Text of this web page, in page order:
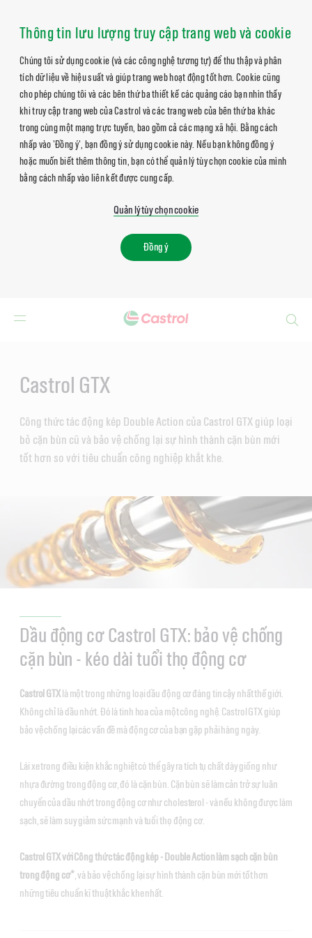
Thông tin lưu lượng truy cập trang web và cookie
Chúng tôi sử dụng cookie (và các công nghệ tương tự) để thu thập và phân
tích dữ liệu về hiệu suất và giúp trang web hoạt động tốt hơn. Cookie cũng
cho phép chúng tôi và các bên thứ ba thiết kế các quảng cáo bạn nhìn thấy
khi truy cập trang web của Castrol và các trang web của bên thứ ba khác
trong cùng một mạng trực tuyến, bao gồm cả các mạng xã hội. Bằng cách
nhấp vào 'Đồng ý', bạn đồng ý sử dụng cookie này. Nếu bạn không đồng ý
hoặc muốn biết thêm thông tin, bạn có thể quản lý tùy chọn cookie của mình
bằng cách nhấp vào liên kết được cung cấp.
Quản lý tùy chọn cookie
Đồng ý
Castrol GTX
Công thức tác động kép Double Action của Castrol GTX giúp loại
bỏ cặn bùn cũ và bảo vệ chống lại sự hình thành cặn bùn mới
tốt hơn so với tiêu chuẩn công nghiệp khắt khe.
Dầu động cơ Castrol GTX: bảo vệ chống
cặn bùn - kéo dài tuổi thọ động cơ
Castrol GTXlà một trong những loại dầu động cơ đáng tin cậy nhất thế giới.
Không chỉ là dầu nhớt. Đó là tinh hoa của một công nghệ. Castrol GTX giúp
bảo vệ chống lại các vấn đề mà động cơ của bạn gặp phải hàng ngày.
Lái xe trong điều kiện khắc nghiệt có thể gây ra tích tụ chất dày giống như
nhựa đường trong động cơ, đó là cặn bùn. Cặn bùn sẽ làm cản trở sự luân
chuyển của dầu nhớt trong động cơ như cholesterol - và nếu không được làm
sạch, sẽ làm suy giảm sức mạnh và tuổi thọ động cơ.
Castrol GTX với Công thức tác động kép - Double Action làm sạch cặn bùn
trong động cơ*, và bảo vệ chống lại sự hình thành cặn bùn mới tốt hơn
những tiêu chuẩn kĩ thuật khắc khe nhất.